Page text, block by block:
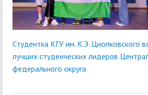
Студентка КГУ им. К.Э. Циолковского
лучших студенческих лидеров
федерального округа